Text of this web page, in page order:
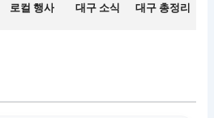
로컬 행사 대구 소식 대구 총정리